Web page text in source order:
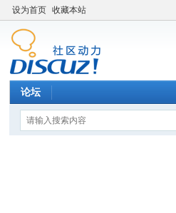
设为首页 收藏本站
论坛